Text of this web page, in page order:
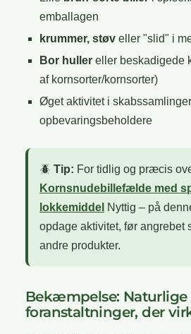
emballagen
krummer, støv eller "slid" i
Bor huller eller beskadigede
af kornsorter/kornsorter)
Øget aktivitet i
opbevaringsbeholdere
🪲 Tip: For tidlig og præcis
Kornsnudebillefælde med
lokkemiddel Nyttig – på
opdage aktivitet, før angrebet
andre produkter.
Bekæmpelse: Naturlige
foranstaltninger, der